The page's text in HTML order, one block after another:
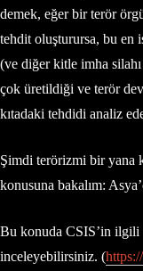
demek, eğer bir terör
tehdit oluşturursa, bu en
(ve diğer kitle imha
çok üretildiği ve terör
kıtadaki tehdidi analiz
Şimdi terörizmi bir yana
konusuna bakalım:
Bu konuda CSIS’in ilgili
inceleyebilirsiniz. (